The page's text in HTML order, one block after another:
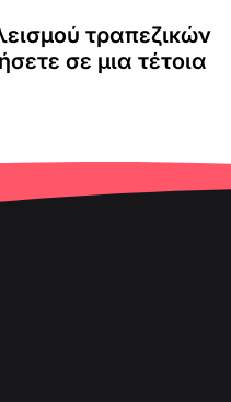
τραπεζικών
σε μια τέτοια